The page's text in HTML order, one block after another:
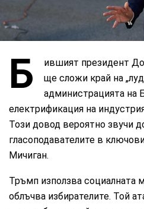
Б
ившият президент
ще сложи край на
администрацията на
електрификация на
Този довод вероятно звучи
гласоподавателите в
Мичиган.
Тръмп използва социалната
облъчва избирателите. Той